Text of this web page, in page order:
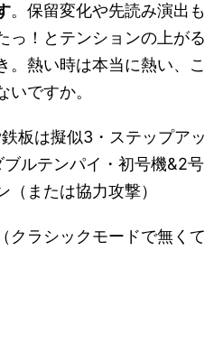
。保留変化や先読み演出も
っ！とテンションの上がる
。熱い時は本当に熱い、こ
ですか。
板は擬似3・ステップアッ
ルテンパイ・初号機&2号
または協力攻撃）
クラシックモードで無くて